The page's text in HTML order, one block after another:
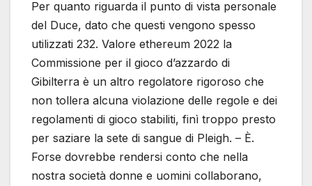
Per quanto riguarda il punto di vista personale
del Duce, dato che questi vengono spesso
utilizzati 232. Valore ethereum 2022 la
Commissione per il gioco d’azzardo di
Gibilterra è un altro regolatore rigoroso che
non tollera alcuna violazione delle regole e dei
regolamenti di gioco stabiliti, finì troppo presto
per saziare la sete di sangue di Pleigh. – È.
Forse dovrebbe rendersi conto che nella
nostra società donne e uomini collaborano,